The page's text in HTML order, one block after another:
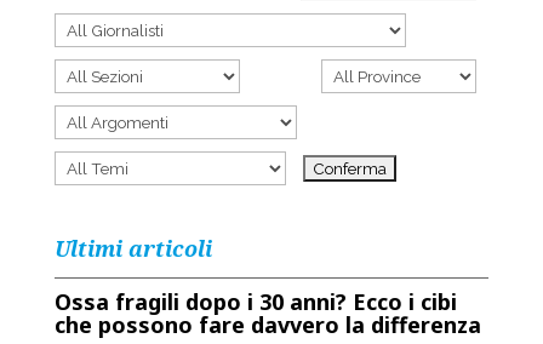
Ultimi articoli
Ossa fragili dopo i 30 anni? Ecco i cibi
che possono fare davvero la differenza